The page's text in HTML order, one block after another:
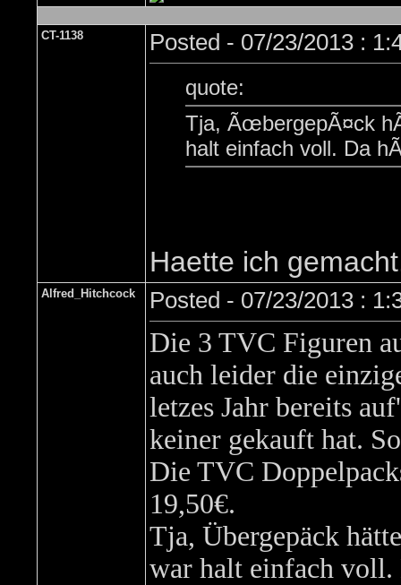
CT-1138 Posted - 07/23/2013 :
quote:
Tja, ÃœbergepÃ¤ck
halt einfach voll. Da
Haette ich
Alfred_Hitchcock Posted - 07/23/2013 :
Die 3 TVC Figuren
auch leider die
letzes Jahr bereits
keiner gekauft hat.
Die TVC
19,50€.
Tja, Übergepäck
war halt einfach voll.